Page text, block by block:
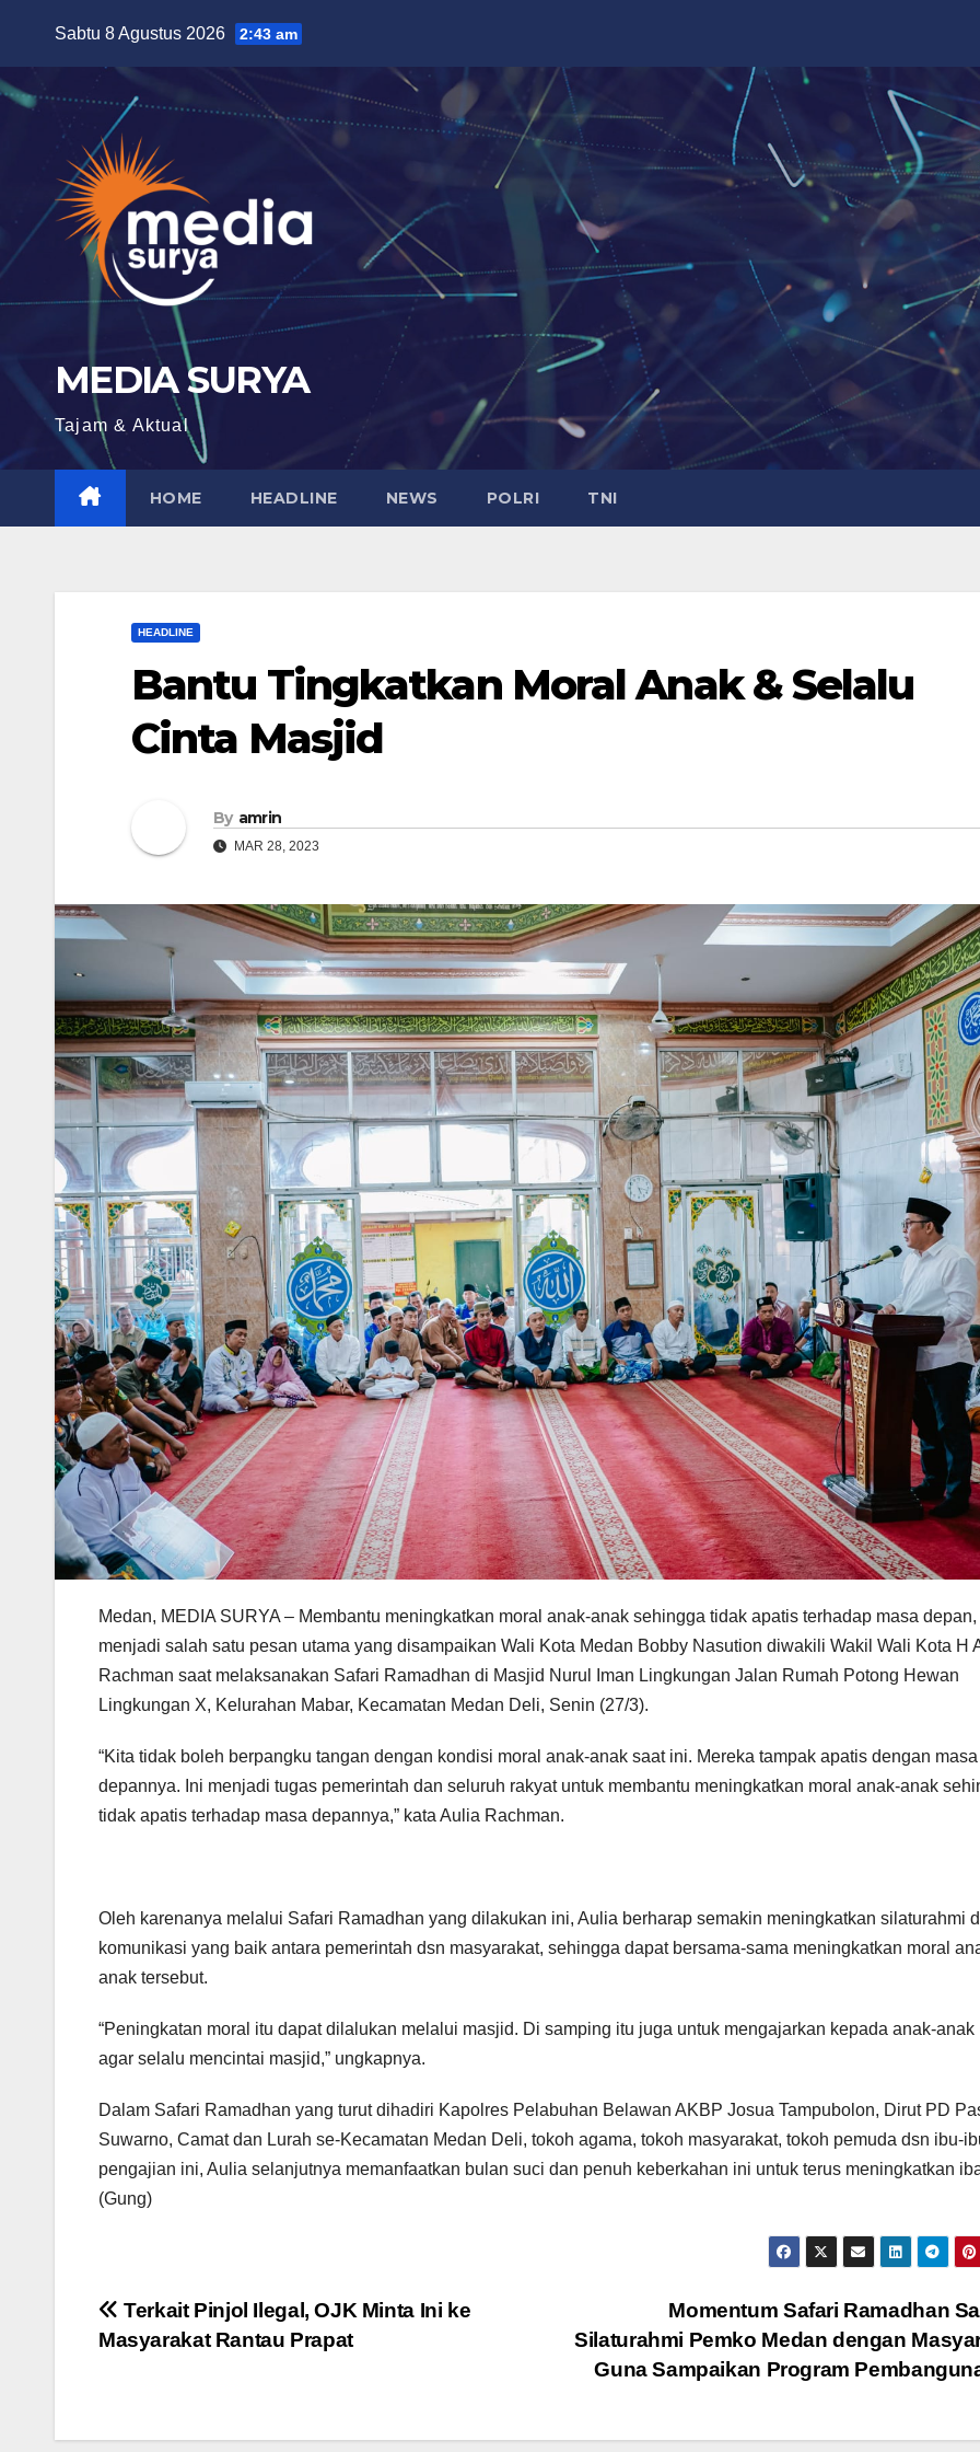
content
Sabtu 8 Agustus 2026 2:43 am
MEDIA SURYA
Tajam & Aktual
HOME HEADLINE NEWS POLRI TNI
HEADLINE
Bantu Tingkatkan Moral Anak & Selalu
Cinta Masjid
By amrin
MAR 28, 2023
Medan, MEDIA SURYA – Membantu meningkatkan moral anak-anak sehingga tidak apatis terhadap masa depan,
menjadi salah satu pesan utama yang disampaikan Wali Kota Medan Bobby Nasution diwakili Wakil Wali Kota H
Rachman saat melaksanakan Safari Ramadhan di Masjid Nurul Iman Lingkungan Jalan Rumah Potong Hewan
Lingkungan X, Kelurahan Mabar, Kecamatan Medan Deli, Senin (27/3).
“Kita tidak boleh berpangku tangan dengan kondisi moral anak-anak saat ini. Mereka tampak apatis dengan masa
depannya. Ini menjadi tugas pemerintah dan seluruh rakyat untuk membantu meningkatkan moral anak-anak
tidak apatis terhadap masa depannya,” kata Aulia Rachman.
Oleh karenanya melalui Safari Ramadhan yang dilakukan ini, Aulia berharap semakin meningkatkan silaturahmi
komunikasi yang baik antara pemerintah dsn masyarakat, sehingga dapat bersama-sama meningkatkan moral
anak tersebut.
“Peningkatan moral itu dapat dilalukan melalui masjid. Di samping itu juga untuk mengajarkan kepada anak-anak
agar selalu mencintai masjid,” ungkapnya.
Dalam Safari Ramadhan yang turut dihadiri Kapolres Pelabuhan Belawan AKBP Josua Tampubolon, Dirut PD
Suwarno, Camat dan Lurah se-Kecamatan Medan Deli, tokoh agama, tokoh masyarakat, tokoh pemuda dsn ibu-
pengajian ini, Aulia selanjutnya memanfaatkan bulan suci dan penuh keberkahan ini untuk terus meningkatkan
(Gung)
Navigasi
pos
Momentum Safari Ramadhan
Silaturahmi Pemko Medan dengan
Guna Sampaikan Program
Terkait Pinjol Ilegal, OJK Minta Ini ke
Masyarakat Rantau Prapat